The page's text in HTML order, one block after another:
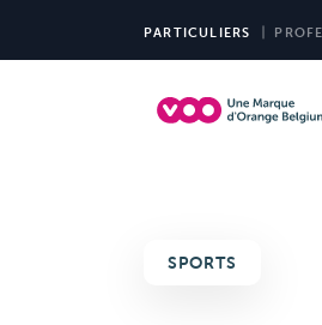
PARTICULIERS
SPORTS